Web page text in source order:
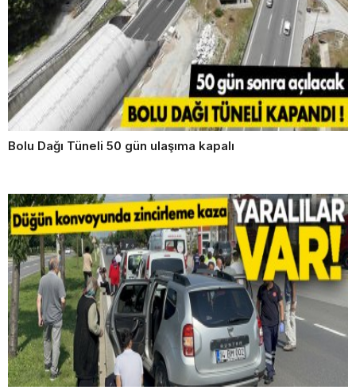
Bolu Dağı Tüneli 50 gün ulaşıma kapalı